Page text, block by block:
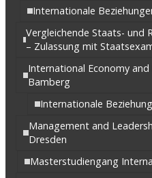
Internationale
Vergleichende Staats- und
– Zulassung mit
International Economy
Bamberg
Internationale
Management and
Dresden
Masterstudiengang